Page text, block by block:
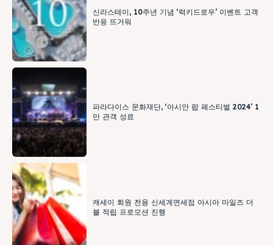
신라스테이, 10주년 기념 ‘럭키드로우’ 이벤트 고객
반응 뜨거워
파라다이스 문화재단, ‘아시안 팝 페스티벌 2024’ 1
만 관객 성료
캐세이 회원 전용 신세계면세점 아시아 마일즈 더
블 적립 프로모션 진행